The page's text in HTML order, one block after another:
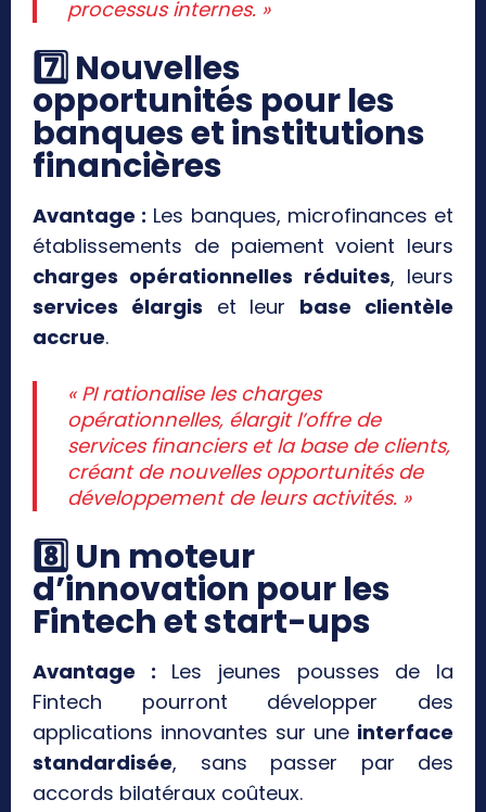
processus internes. »
7️⃣ Nouvelles
opportunités pour les
banques et institutions
financières
Avantage : Les banques, microfinances et
établissements de paiement voient leurs
charges opérationnelles réduites, leurs
services élargis et leur base clientèle
accrue.
« PI rationalise les charges
opérationnelles, élargit l’offre de
services financiers et la base de clients,
créant de nouvelles opportunités de
développement de leurs activités. »
8️⃣ Un moteur
d’innovation pour les
Fintech et start-ups
Avantage : Les jeunes pousses de la
Fintech pourront développer des
applications innovantes sur une interface
standardisée, sans passer par des
accords bilatéraux coûteux.